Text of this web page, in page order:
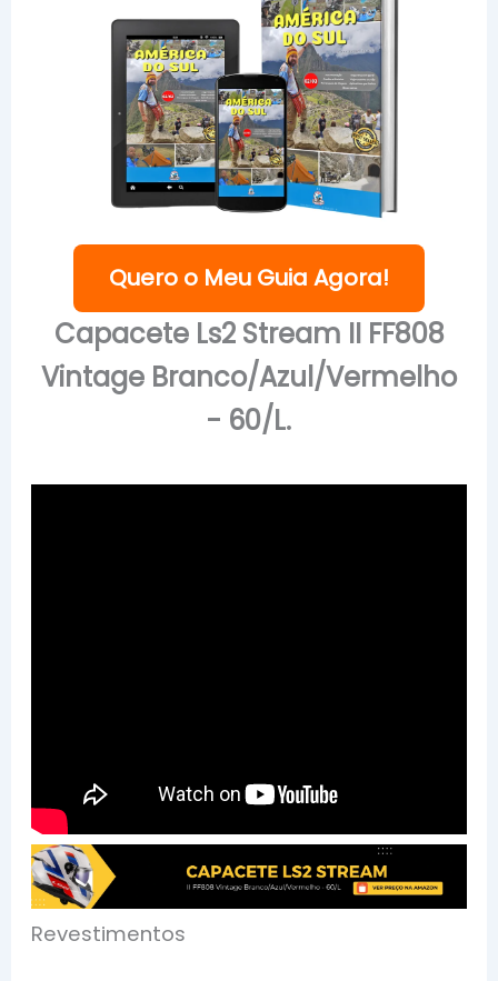
Quero o Meu Guia Agora!
Capacete Ls2 Stream II FF808
Vintage Branco/Azul/Vermelho
- 60/L.
Revestimentos